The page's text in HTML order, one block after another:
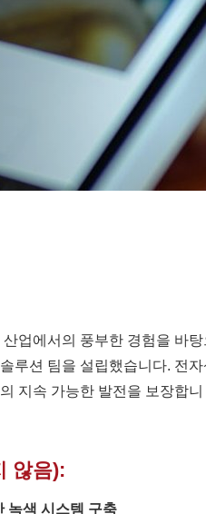
산업에서의 풍부한 경험을 바탕
루션 팀을 설립했습니다. 전자
지속 가능한 발전을 보장합니
않음):
녹색 시스템 구축